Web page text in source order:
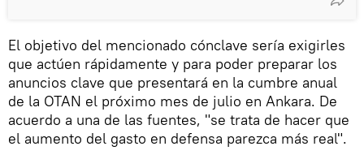
El objetivo del mencionado cónclave sería exigirles
que actúen rápidamente y para poder preparar los
anuncios clave que presentará en la cumbre anual
de la OTAN el próximo mes de julio en Ankara. De
acuerdo a una de las fuentes, "se trata de hacer que
el aumento del gasto en defensa parezca más real".